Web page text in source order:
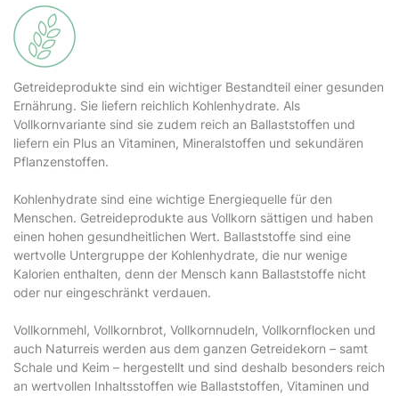
Getreideprodukte sind ein wichtiger Bestandteil einer gesunden
Ernährung. Sie liefern reichlich Kohlenhydrate. Als
Vollkornvariante sind sie zudem reich an Ballaststoffen und
liefern ein Plus an Vitaminen, Mineralstoffen und sekundären
Pflanzenstoffen.
Kohlenhydrate sind eine wichtige Energiequelle für den
Menschen. Getreideprodukte aus Vollkorn sättigen und haben
einen hohen gesundheitlichen Wert. Ballaststoffe sind eine
wertvolle Untergruppe der Kohlenhydrate, die nur wenige
Kalorien enthalten, denn der Mensch kann Ballaststoffe nicht
oder nur eingeschränkt verdauen.
Vollkornmehl, Vollkornbrot, Vollkornnudeln, Vollkornflocken und
auch Naturreis werden aus dem ganzen Getreidekorn – samt
Schale und Keim – hergestellt und sind deshalb besonders reich
an wertvollen Inhaltsstoffen wie Ballaststoffen, Vitaminen und